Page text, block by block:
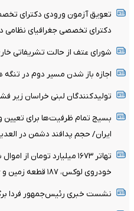
تعویق آزمون ورودی دکترای
دکترای تخصصی جغرافیای نظامی
شورای عتف از حالت تشریفاتی
اجازه باز شدن مسیر دوم در تنگه
تولیدکنندگان لبنی خراسان زیر
ایران/ حجم پدافند دشمن در
خودروی لوکس، ۱۸۷ قطعه زمین و ۸۶ واحد آپارتمان
نشست خبری رئیس‌جمهور فردا